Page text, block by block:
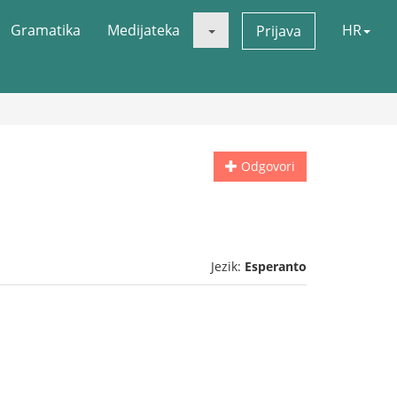
Gramatika Medijateka Prijava HR
Odgovori
Jezik: Esperanto